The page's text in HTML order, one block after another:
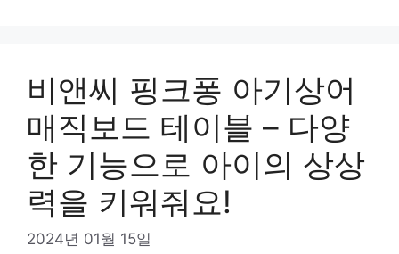
비앤씨 핑크퐁 아기상어
매직보드 테이블 – 다양
한 기능으로 아이의 상상
력을 키워줘요!
2024년 01월 15일